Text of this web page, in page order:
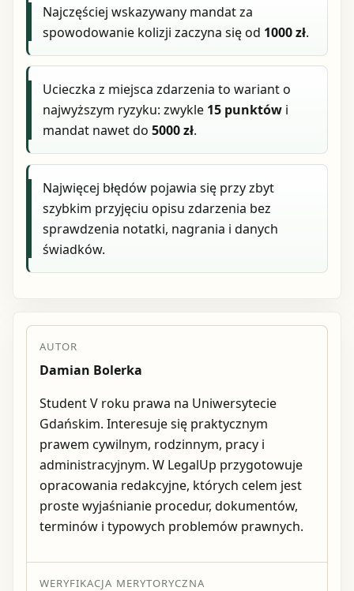
Najczęściej wskazywany mandat za
spowodowanie kolizji zaczyna się od 1000 zł.
Ucieczka z miejsca zdarzenia to wariant o
najwyższym ryzyku: zwykle 15 punktów i
mandat nawet do5000 zł.
Najwięcej błędów pojawia się przy zbyt
szybkim przyjęciu opisu zdarzenia bez
sprawdzenia notatki, nagrania i danych
świadków.
AUTOR
Damian Bolerka
Student V roku prawa na Uniwersytecie
Gdańskim. Interesuje się praktycznym
prawem cywilnym, rodzinnym, pracy i
administracyjnym. W LegalUp przygotowuje
opracowania redakcyjne, których celem jest
proste wyjaśnianie procedur, dokumentów,
terminów i typowych problemów prawnych.
WERYFIKACJA MERYTORYCZNA